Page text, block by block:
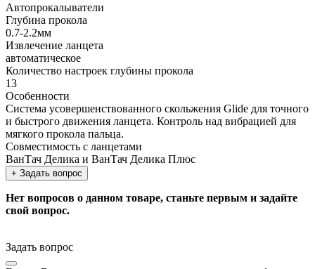
Автопрокалыватели
Глубина прокола
0.7-2.2мм
Извлечение ланцета
автоматическое
Количество настроек глубины прокола
13
Особенности
Система усовершенствованного скольжения Glide для точного
и быстрого движения ланцета. Контроль над вибрацией для
мягкого прокола пальца.
Совместимость с ланцетами
ВанТач Делика и ВанТач Делика Плюс
+ Задать вопрос
Нет вопросов о данном товаре, станьте первым и задайте
свой вопрос.
Задать вопрос